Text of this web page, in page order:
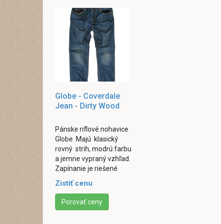
Globe - Coverdale
Jean - Dirty Wood
Pánske riflové nohavice
Globe. Majú klasický
rovný strih, modrú farbu
a jemne vypraný vzhľad.
Zapínanie je riešené
gombíkmi. Sú vybavené
dvomi vreckami vpredu
a ...
Zistiť cenu
Porovať ceny